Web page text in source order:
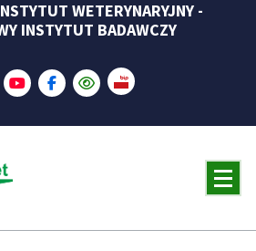
WETERYNARYJNY -
INSTYTUT BADAWCZY